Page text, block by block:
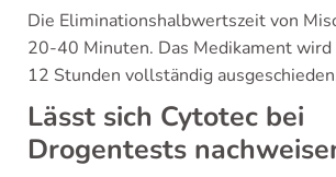
Die Eliminationshalbwertszeit von
20-40 Minuten. Das Medikament wird
12 Stunden vollständig
Lässt sich Cytotec bei
Drogentests